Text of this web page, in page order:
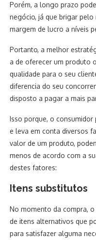
Porém, a longo prazo
negócio, já que brigar
margem de lucro a níveis
Portanto, a melhor
a de oferecer um produto
qualidade para o seu
diferencia do seu
disposto a pagar a mais
Isso porque, o consumidor
e leva em conta diversos
valor de um produto,
menos de acordo com a
destes fatores:
Itens substitutos
No momento da compra,
de itens alternativos que
para satisfazer alguma